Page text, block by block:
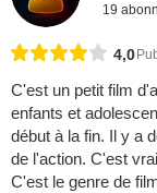
19
4,0
C'est un petit film
enfants et
début à la fin. Il y a
de l'action. C'est
C'est le genre de